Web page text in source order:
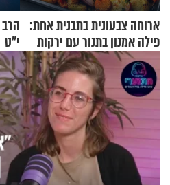
ארוחה צבעונית בתבנית אחת:
פילה אמנון בתנור עם ירקות
י"ט